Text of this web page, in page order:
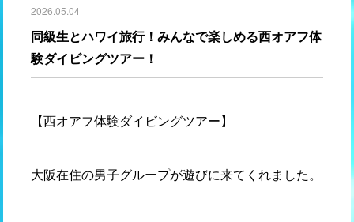
2026.05.04
同級生とハワイ旅行！みんなで楽しめる西オアフ体
験ダイビングツアー！
【西オアフ体験ダイビングツアー】
大阪在住の男子グループが遊びに来てくれました。